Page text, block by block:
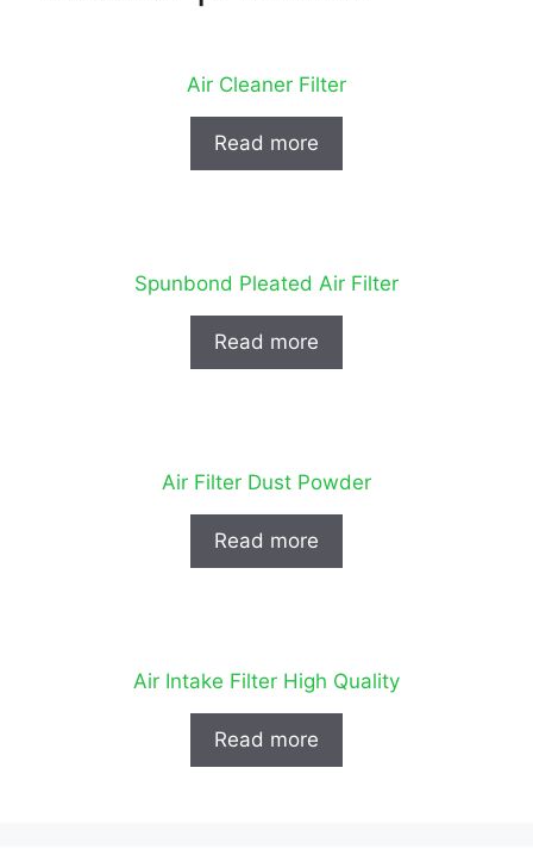
Air Cleaner Filter
Read more
Spunbond Pleated Air Filter
Read more
Air Filter Dust Powder
Read more
Air Intake Filter High Quality
Read more